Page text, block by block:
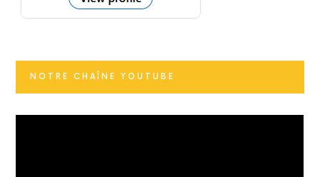
NOTRE CHAÎNE YOUTUBE